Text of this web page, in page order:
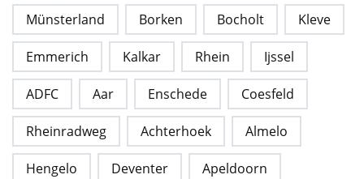
Münsterland Borken Bocholt Kleve
Emmerich Kalkar Rhein Ijssel
ADFC Aar Enschede Coesfeld
Rheinradweg Achterhoek Almelo
Hengelo Deventer Apeldoorn